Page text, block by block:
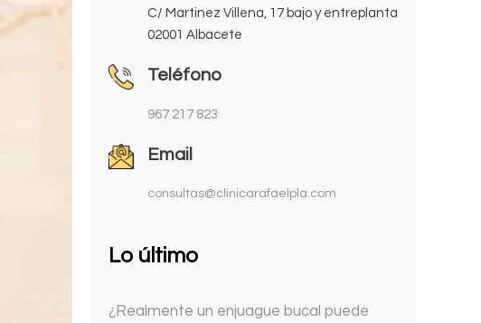
C/ Martinez Villena, 17 bajo y entreplanta
02001 Albacete
Teléfono
967 217 823
Email
consultas@clinicarafaelpla.com
Lo último
¿Realmente un enjuague bucal puede